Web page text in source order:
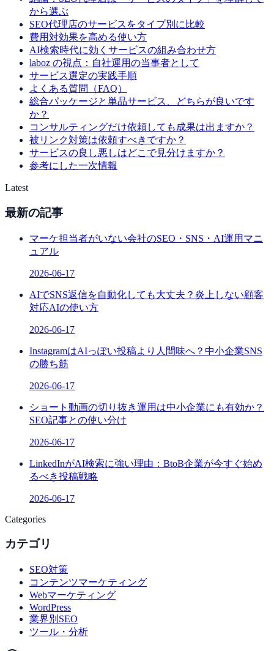
から選ぶ
SEO代理店のサービスをタイプ別に比較
費用対効果を高める使い方
AI検索時代に効くサービスの組み合わせ方
laboz の視点：自社運用の当事者として
サービス選定の実践手順
よくある質問（FAQ）
総合パッケージと単品サービス、どちらが良いです
か？
コンサルティングだけ依頼しても成果は出ますか？
被リンク対策は依頼すべきですか？
サービスの良し悪しはどこで見分けますか？
参考にした一次情報
Latest
最新の記事
マーケ担当者がいない会社のSEO・SNS・AI運用マニ
ュアル
2026-06-17
AIでSNS返信を自動化しても大丈夫？炎上しない顧客
対応AIの使い方
2026-06-17
InstagramはAIっぽい投稿より人間味へ？中小企業SNS
の勝ち筋
2026-06-17
ショート動画の切り抜き運用は中小企業にも有効か？
SEO記事との使い分け
2026-06-17
LinkedInがAI検索に強い理由：BtoB企業が今すぐ始め
るべき投稿戦略
2026-06-17
Categories
カテゴリ
SEO対策
コンテンツマーケティング
Webマーケティング
WordPress
業界別SEO
ツール・分析